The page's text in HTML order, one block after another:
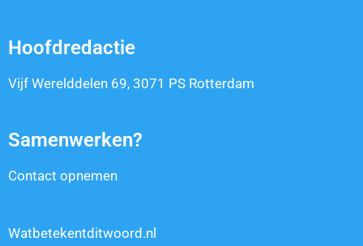
Hoofdredactie
Vijf Werelddelen 69, 3071 PS Rotterdam
Samenwerken?
Contact opnemen
Watbetekentditwoord.nl